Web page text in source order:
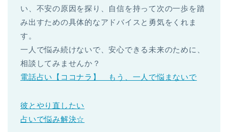
い、不安の原因を探り、自信を持って次の一歩を踏
み出すための具体的なアドバイスと勇気をくれま
す。
一人で悩み続けないで、安心できる未来のために、
相談してみませんか？
電話占い【ココナラ】 もう、一人で悩まないで
彼とやり直したい
占いで悩み解決☆